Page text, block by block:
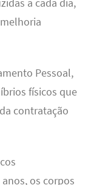
a cada dia,
Pessoal,
físicos que
contratação
os corpos